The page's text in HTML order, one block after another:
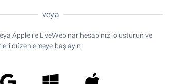
veya
Apple ile LiveWebinar hesabınızı oluşturun ve
düzenlemeye başlayın.